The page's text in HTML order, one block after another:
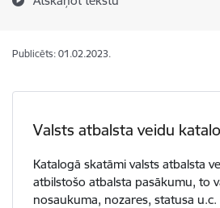
Publicēts: 01.02.2023.
Valsts atbalsta veidu
Katalogā skatāmi valsts atbalsta
atbilstošo atbalsta pasākumu, to
nosaukuma, nozares, statusa u.c.